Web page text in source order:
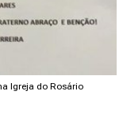
Igreja do Rosário